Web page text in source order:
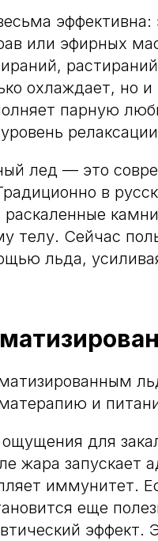
эффективна:
или эфирных
охлаждает, но
парную
лед — это
в
раскаленные
телу. Сейчас
льда,
и
для
жара запускает
иммунитет.
еще